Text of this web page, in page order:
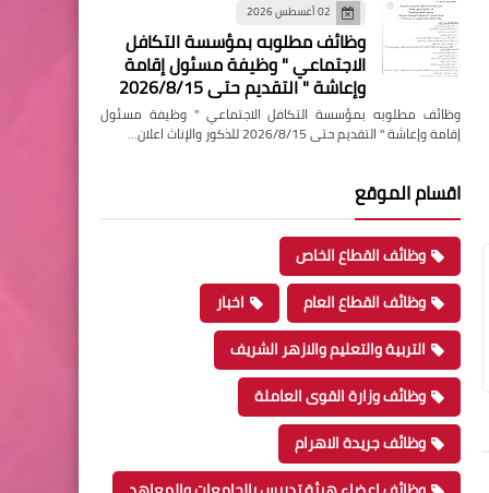
02 أغسطس 2026
وظائف مطلوبه بمؤسسة التكافل
الاجتماعي " وظيفة مسئول إقامة
وإعاشة " التقديم حتى 2026/8/15
وظائف مطلوبه بمؤسسة التكافل الاجتماعي " وظيفة مسئول
إقامة وإعاشة " التقديم حتى 2026/8/15 للذكور والإناث اعلان…
اقسام الموقع
وظائف القطاع الخاص
وظائف القطاع العام
اخبار
التربية والتعليم والازهر الشريف
وظائف وزارة القوى العاملة
وظائف جريدة الاهرام